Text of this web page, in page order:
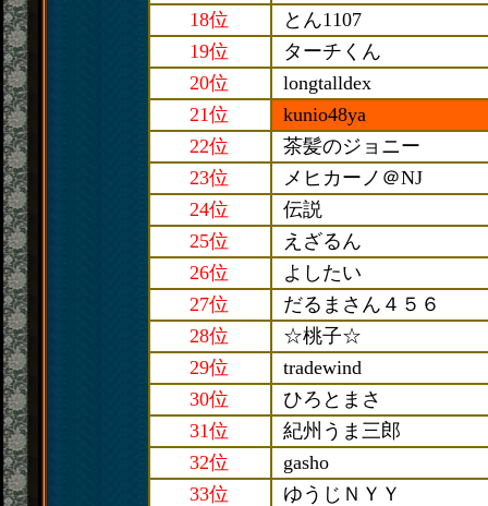
18位
とん1107
19位
ターチくん
20位
longtalldex
21位
kunio48ya
22位
茶髪のジョニー
23位
メヒカーノ＠NJ
24位
伝説
25位
えざるん
26位
よしたい
27位
だるまさん４５６
28位
☆桃子☆
29位
tradewind
30位
ひろとまさ
31位
紀州うま三郎
32位
gasho
33位
ゆうじＮＹＹ